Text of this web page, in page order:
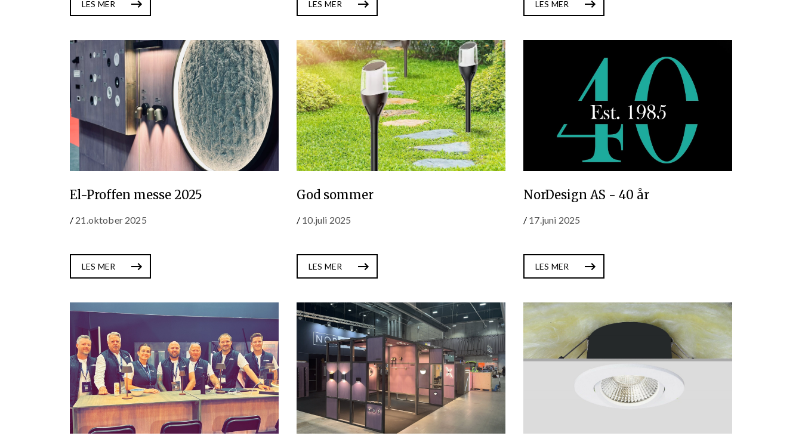
LES MER LES MER LES MER
El-Proffen messe 2025
/ 21.oktober 2025
LES MER
God sommer
/ 10.juli 2025
LES MER
NorDesign AS - 40 år
/ 17.juni 2025
LES MER